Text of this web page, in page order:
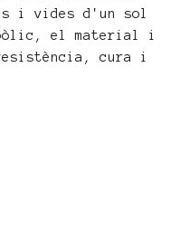
i vides d'un sol
el material i
cura i